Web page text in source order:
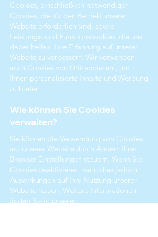
Cookies, einschließlich notwendiger
Cookies, die für den Betrieb unserer
Website erforderlich sind, sowie
Leistungs- und Funktionscookies, die uns
dabei helfen, Ihre Erfahrung auf unserer
Website zu verbessern. Wir verwenden
auch Cookies von Drittanbietern, um
Ihnen personalisierte Inhalte und Werbung
zu bieten.
Wie können Sie Cookies
verwalten?
Sie können die Verwendung von Cookies
auf unserer Website durch Ändern Ihrer
Browser-Einstellungen steuern. Wenn Sie
Cookies deaktivieren, kann dies jedoch
Auswirkungen auf Ihre Nutzung unserer
Website haben. Weitere Informationen
finden Sie in unserer